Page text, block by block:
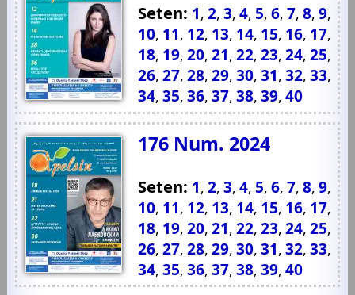
Seten: 1,2,3,4, 5,6,7,8,9,
10, 11, 12, 13, 14, 15, 16, 17,
18, 19,20,21,22,23,24,25,
26,27,28,29,30,31,32,33,
34,35,36,37,38,39,40
176 Num. 2024
Seten: 1,2,3,4, 5,6,7,8,9,
10, 11, 12, 13, 14, 15, 16, 17,
18, 19,20,21,22,23,24,25,
26,27,28,29,30,31,32,33,
34,35,36,37,38,39,40